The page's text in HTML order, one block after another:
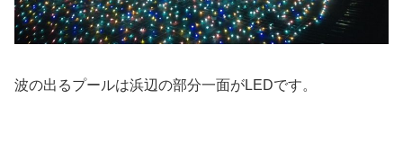
波の出るプールは浜辺の部分一面がLEDです。